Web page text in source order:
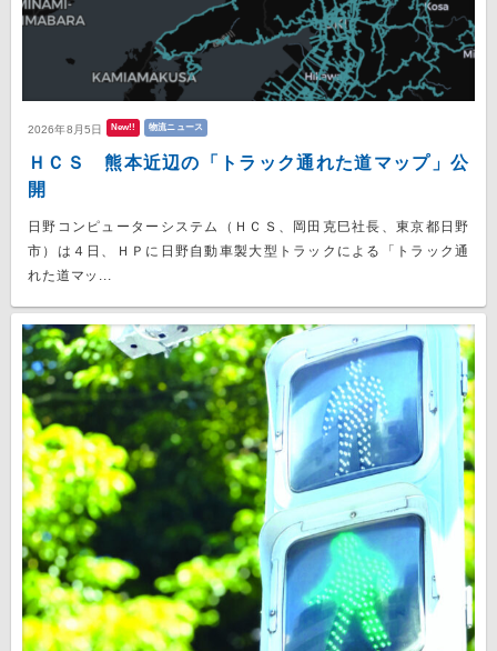
2026年8月5日 New!! 物流ニュース
ＨＣＳ 熊本近辺の「トラック通れた道マップ」公
開
日野コンピューターシステム（ＨＣＳ、岡田克巳社長、東京都日野
市）は４日、ＨＰに日野自動車製大型トラックによる「トラック通
れた道マッ...